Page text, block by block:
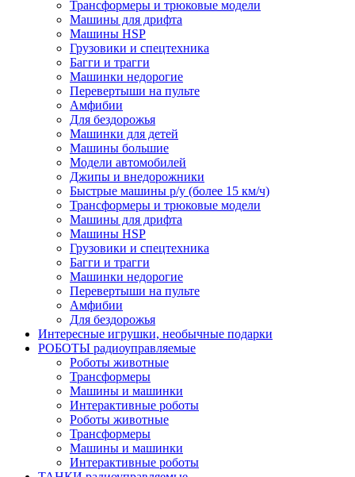
Трансформеры и трюковые модели
Машины для дрифта
Машины HSP
Грузовики и спецтехника
Багги и трагги
Машинки недорогие
Перевертыши на пульте
Амфибии
Для бездорожья
Машинки для детей
Машины большие
Модели автомобилей
Джипы и внедорожники
Быстрые машины р/у (более 15 км/ч)
Трансформеры и трюковые модели
Машины для дрифта
Машины HSP
Грузовики и спецтехника
Багги и трагги
Машинки недорогие
Перевертыши на пульте
Амфибии
Для бездорожья
Интересные игрушки, необычные подарки
РОБОТЫ радиоуправляемые
Роботы животные
Трансформеры
Машины и машинки
Интерактивные роботы
Роботы животные
Трансформеры
Машины и машинки
Интерактивные роботы